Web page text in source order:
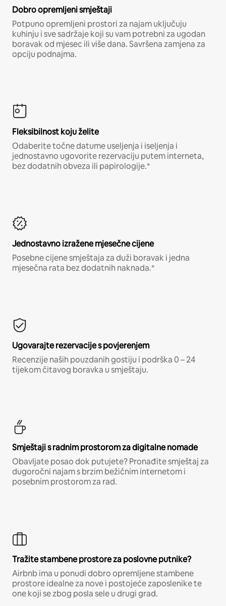
Dobro opremljeni smještaji
Potpuno opremljeni prostori za najam uključuju
kuhinju i sve sadržaje koji su vam potrebni za ugodan
boravak od mjesec ili više dana. Savršena zamjena za
opciju podnajma.
Fleksibilnost koju želite
Odaberite točne datume useljenja i iseljenja i
jednostavno ugovorite rezervaciju putem interneta,
bez dodatnih obveza ili papirologije.*
Jednostavno izražene mjesečne cijene
Posebne cijene smještaja za duži boravak i jedna
mjesečna rata bez dodatnih naknada.*
Ugovarajte rezervacije s povjerenjem
Recenzije naših pouzdanih gostiju i podrška 0 – 24
tijekom čitavog boravka u smještaju.
Smještaji s radnim prostorom za digitalne nomade
Obavljate posao dok putujete? Pronađite smještaj za
dugoročni najam s brzim bežičnim internetom i
posebnim prostorom za rad.
Tražite stambene prostore za poslovne putnike?
Airbnb ima u ponudi dobro opremljene stambene
prostore idealne za nove i postojeće zaposlenike te
one koji se zbog posla sele u drugi grad.